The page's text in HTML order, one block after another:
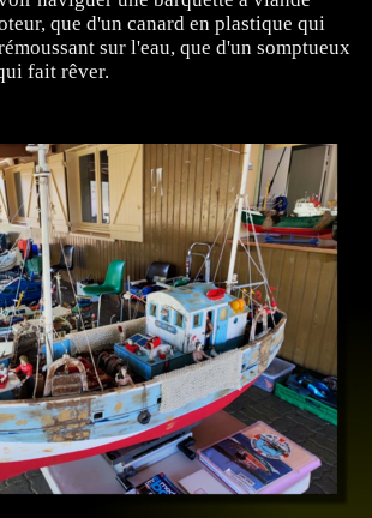
que d'un canard en plastique qui
sur l'eau, que d'un somptueux
fait rêver.